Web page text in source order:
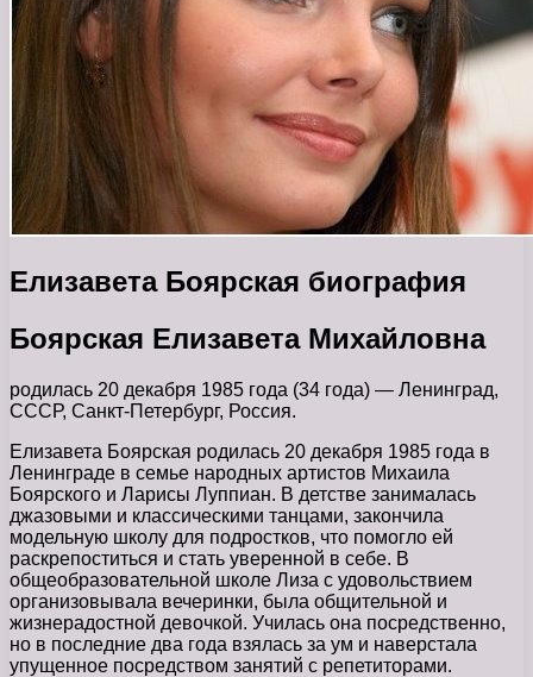
Елизавета Боярская биография
Боярская Елизавета Михайловна
родилась 20 декабря 1985 года (34 года) — Ленинград,
СССР, Санкт-Петербург, Россия.
Елизавета Боярская родилась 20 декабря 1985 года в
Ленинграде в семье народных артистов Михаила
Боярского и Ларисы Луппиан. В детстве занималась
джазовыми и классическими танцами, закончила
модельную школу для подростков, что помогло ей
раскрепоститься и стать уверенной в себе. В
общеобразовательной школе Лиза с удовольствием
организовывала вечеринки, была общительной и
жизнерадостной девочкой. Училась она посредственно,
но в последние два года взялась за ум и наверстала
упущенное посредством занятий с репетиторами.